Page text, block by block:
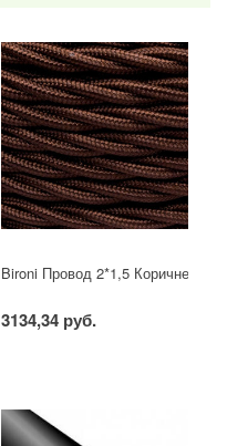
Bironi Провод 2*1,5 Коричневый
3134,34 руб.